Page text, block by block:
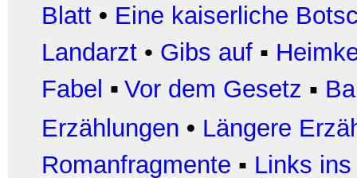
Blatt • Eine kaiserliche
Landarzt • Gibs auf ▪
Fabel ▪ Vor dem Gesetz ▪
Erzählungen • Längere
Romanfragmente ▪ Links